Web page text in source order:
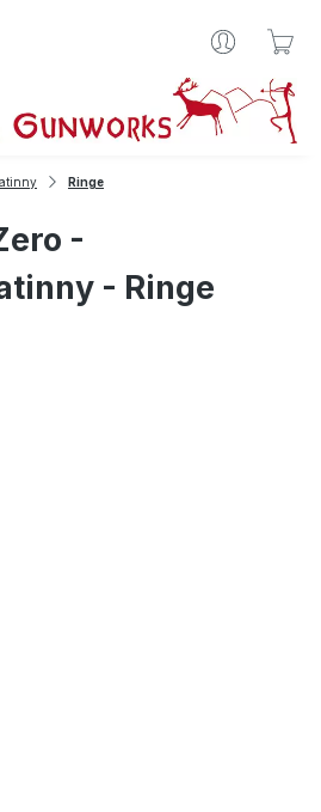
Ringe
-
- Ringe